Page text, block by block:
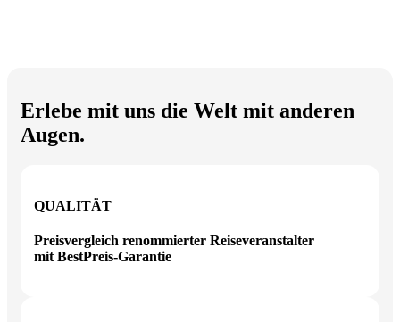
Erlebe mit uns die Welt mit anderen
Augen.
QUALITÄT
Preisvergleich renommierter Reiseveranstalter
mit BestPreis-Garantie